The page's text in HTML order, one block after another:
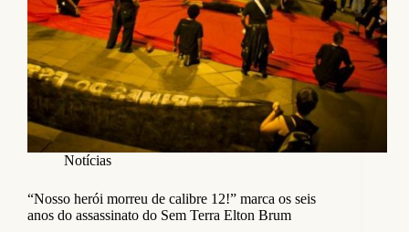
Notícias
“Nosso herói morreu de calibre 12!” marca os seis
anos do assassinato do Sem Terra Elton Brum